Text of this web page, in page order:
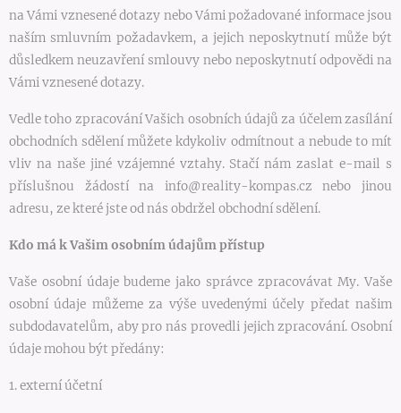
na Vámi vznesené dotazy nebo Vámi požadované informace jsou
naším smluvním požadavkem, a jejich neposkytnutí může být
důsledkem neuzavření smlouvy nebo neposkytnutí odpovědi na
Vámi vznesené dotazy.
Vedle toho zpracování Vašich osobních údajů za účelem zasílání
obchodních sdělení můžete kdykoliv odmítnout a nebude to mít
vliv na naše jiné vzájemné vztahy. Stačí nám zaslat e-mail s
příslušnou žádostí na info@reality-kompas.cz nebo jinou
adresu, ze které jste od nás obdržel obchodní sdělení.
Kdo má k Vašim osobním údajům přístup
Vaše osobní údaje budeme jako správce zpracovávat My. Vaše
osobní údaje můžeme za výše uvedenými účely předat našim
subdodavatelům, aby pro nás provedli jejich zpracování. Osobní
údaje mohou být předány:
1. externí účetní